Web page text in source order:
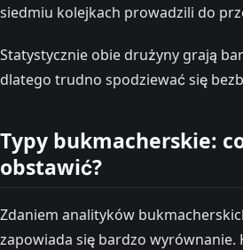
siedmiu kolejkach prowadzili do
Statystycznie obie drużyny grają
dlatego trudno spodziewać się
Typy bukmacherskie:
obstawić?
Zdaniem analityków
zapowiada się bardzo wyrównanie.